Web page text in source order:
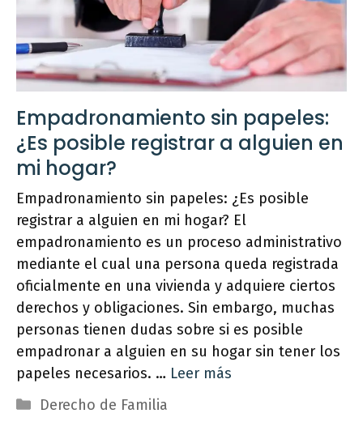
Empadronamiento sin papeles:
¿Es posible registrar a alguien en
mi hogar?
Empadronamiento sin papeles: ¿Es posible
registrar a alguien en mi hogar? El
empadronamiento es un proceso administrativo
mediante el cual una persona queda registrada
oficialmente en una vivienda y adquiere ciertos
derechos y obligaciones. Sin embargo, muchas
personas tienen dudas sobre si es posible
empadronar a alguien en su hogar sin tener los
papeles necesarios. … Leer más
Categorías
Derecho de Familia